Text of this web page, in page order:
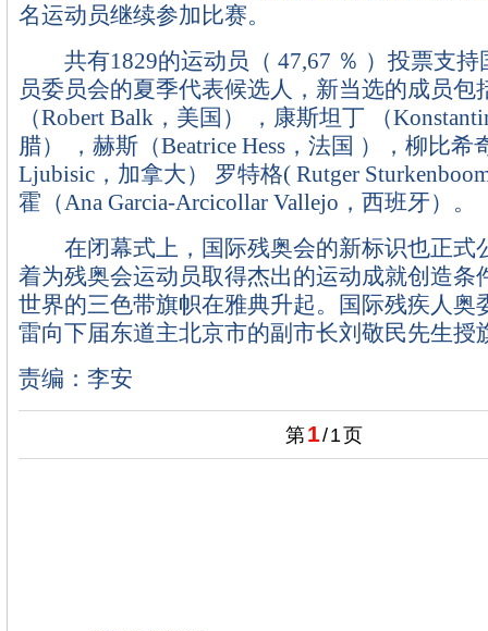
名运动员继续参加比赛。
共有1829的运动员（ 47,67 ％ ）投票支持
员委员会的夏季代表候选人，新当选的成员包
（Robert Balk，美国） ，康斯坦丁 （
腊） ，赫斯（Beatrice Hess，法国 ），柳比希
Ljubisic，加拿大） 罗特格( Rutger
霍（Ana Garcia-Arcicollar Vallejo，西班牙）。
在闭幕式上，国际残奥会的新标识也正式
着为残奥会运动员取得杰出的运动成就创造条
世界的三色带旗帜在雅典升起。国际残疾人奥
雷向下届东道主北京市的副市长刘敬民先生授
责编：李安
第1/1页